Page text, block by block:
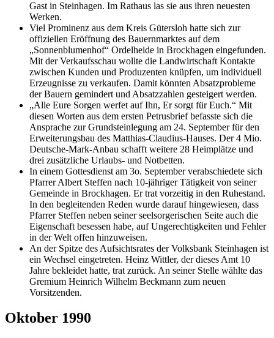
Gast in Steinhagen. Im Rathaus las sie aus ihren neuesten
Werken.
Viel Prominenz aus dem Kreis Gütersloh hatte sich zur
offiziellen Eröffnung des Bauernmarktes auf dem
„Sonnenblumenhof“ Ordelheide in Brockhagen eingefunden.
Mit der Verkaufsschau wollte die Landwirtschaft Kontakte
zwischen Kunden und Produzenten knüpfen, um individuell
Erzeugnisse zu verkaufen. Damit könnten Absatzprobleme
der Bauern gemindert und Absatzzahlen gesteigert werden.
„Alle Eure Sorgen werfet auf Ihn, Er sorgt für Euch.“ Mit
diesen Worten aus dem ersten Petrusbrief befasste sich die
Ansprache zur Grundsteinlegung am 24. September für den
Erweiterungsbau des Matthias-Claudius-Hauses. Der 4 Mio.
Deutsche-Mark-Anbau schafft weitere 28 Heimplätze und
drei zusätzliche Urlaubs- und Notbetten.
In einem Gottesdienst am 3o. September verabschiedete sich
Pfarrer Albert Steffen nach 10-jähriger Tätigkeit von seiner
Gemeinde in Brockhagen. Er trat vorzeitig in den Ruhestand.
In den begleitenden Reden wurde darauf hingewiesen, dass
Pfarrer Steffen neben seiner seelsorgerischen Seite auch die
Eigenschaft besessen habe, auf Ungerechtigkeiten und Fehler
in der Welt offen hinzuweisen.
An der Spitze des Aufsichtsrates der Volksbank Steinhagen ist
ein Wechsel eingetreten. Heinz Wittler, der dieses Amt 10
Jahre bekleidet hatte, trat zurück. An seiner Stelle wählte das
Gremium Heinrich Wilhelm Beckmann zum neuen
Vorsitzenden.
Oktober 1990